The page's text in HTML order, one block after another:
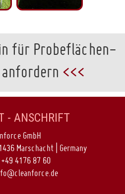
für Probeflächen-
<<<
- ANSCHRIFT
GmbH
Marschacht | Germany
+49 4176 87 60